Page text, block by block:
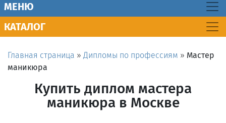
MEНЮ
КАТАЛОГ
Главная страница » Дипломы по профессиям » Мастер
маникюра
Купить диплом мастера
маникюра в Москве